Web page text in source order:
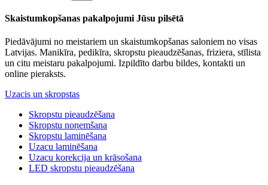
Skaistumkopšanas pakalpojumi Jūsu pilsētā
Piedāvājumi no meistariem un skaistumkopšanas saloniem no visas
Latvijas. Manikīra, pedikīra, skropstu pieaudzēšanas, friziera, stīlista
un citu meistaru pakalpojumi. Izpildīto darbu bildes, kontakti un
online pieraksts.
Uzacis un skropstas
Skropstu pieaudzēšana
Skropstu noņemšana
Skropstu laminēšana
Uzacu laminēšana
Uzacu korekcija un krāsošana
LED skropstu pieaudzēšana